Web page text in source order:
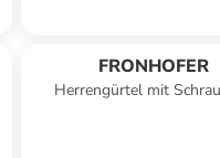
FRONHOFER
Herrengürtel mit